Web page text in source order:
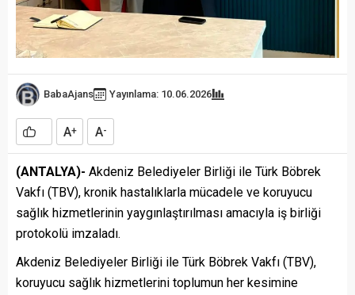
BabaAjans Yayınlama: 10.06.2026
A+ A-
(ANTALYA)- Akdeniz Belediyeler Birliği ile Türk Böbrek
Vakfı (TBV), kronik hastalıklarla mücadele ve koruyucu
sağlık hizmetlerinin yaygınlaştırılması amacıyla iş birliği
protokolü imzaladı.
Akdeniz Belediyeler Birliği ile Türk Böbrek Vakfı (TBV),
koruyucu sağlık hizmetlerini toplumun her kesimine